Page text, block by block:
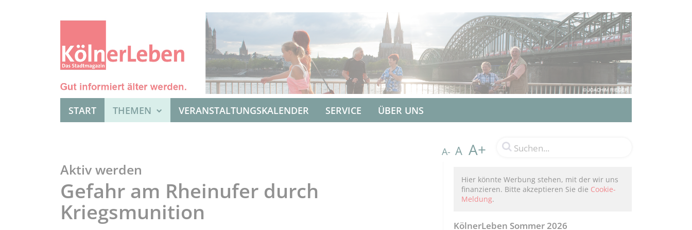
START THEMEN VERANSTALTUNGSKALENDER SERVICE ÜBER UNS
A- A A+
Aktiv werden
Gefahr am Rheinufer durch
Kriegsmunition
Hier könnte Werbung stehen, mit der wir uns
finanzieren. Bitte akzeptieren Sie die Cookie-
Meldung.
KölnerLeben Sommer 2026